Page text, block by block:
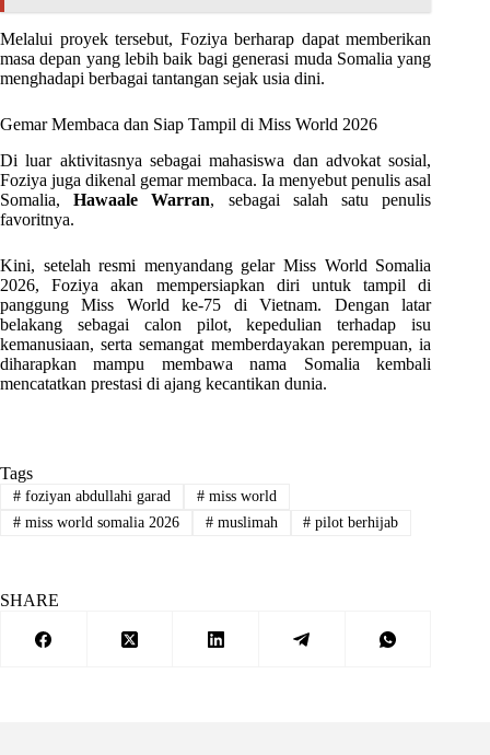
Melalui proyek tersebut, Foziya berharap dapat memberikan
masa depan yang lebih baik bagi generasi muda Somalia yang
menghadapi berbagai tantangan sejak usia dini.
Gemar Membaca dan Siap Tampil di Miss World 2026
Di luar aktivitasnya sebagai mahasiswa dan advokat sosial,
Foziya juga dikenal gemar membaca. Ia menyebut penulis asal
Somalia,Hawaale Warran, sebagai salah satu penulis
favoritnya.
Kini, setelah resmi menyandang gelar Miss World Somalia
2026, Foziya akan mempersiapkan diri untuk tampil di
panggung Miss World ke-75 di Vietnam. Dengan latar
belakang sebagai calon pilot, kepedulian terhadap isu
kemanusiaan, serta semangat memberdayakan perempuan, ia
diharapkan mampu membawa nama Somalia kembali
mencatatkan prestasi di ajang kecantikan dunia.
Tags
#foziyan abdullahi garad #miss world
#miss world somalia 2026 #muslimah # pilot berhijab
SHARE